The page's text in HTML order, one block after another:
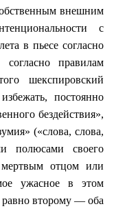
внешним
с
в пьесе согласно
правилам
шекспировский
постоянно
бездействия»,
(«слова, слова,
полюсами своего
мертвым отцом или
ужасное в этом
равно второму — оба